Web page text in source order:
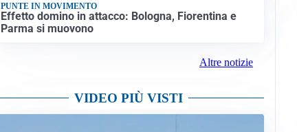
PUNTE IN MOVIMENTO
Effetto domino in attacco: Bologna, Fiorentina e
Parma si muovono
Altre notizie
VIDEO PIÙ VISTI